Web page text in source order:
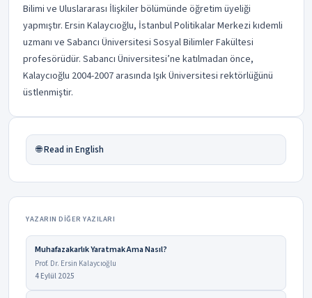
Bilimi ve Uluslararası İlişkiler bölümünde öğretim üyeliği
yapmıştır. Ersin Kalaycıoğlu, İstanbul Politikalar Merkezi kıdemli
uzmanı ve Sabancı Üniversitesi Sosyal Bilimler Fakültesi
profesörüdür. Sabancı Üniversitesi’ne katılmadan önce,
Kalaycıoğlu 2004-2007 arasında Işık Üniversitesi rektörlüğünü
üstlenmiştir.
🌐 Read in English
YAZARIN DIĞER YAZILARI
Muhafazakarlık Yaratmak Ama Nasıl?
Prof. Dr. Ersin Kalaycıoğlu
4 Eylül 2025